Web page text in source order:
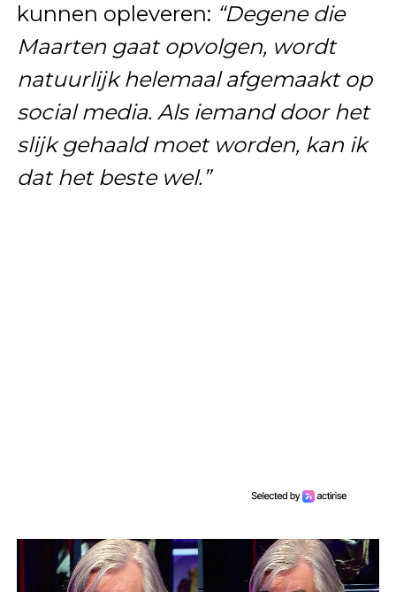
kunnen opleveren: “Degene die
Maarten gaat opvolgen, wordt
natuurlijk helemaal afgemaakt op
social media. Als iemand door het
slijk gehaald moet worden, kan ik
dat het beste wel.”